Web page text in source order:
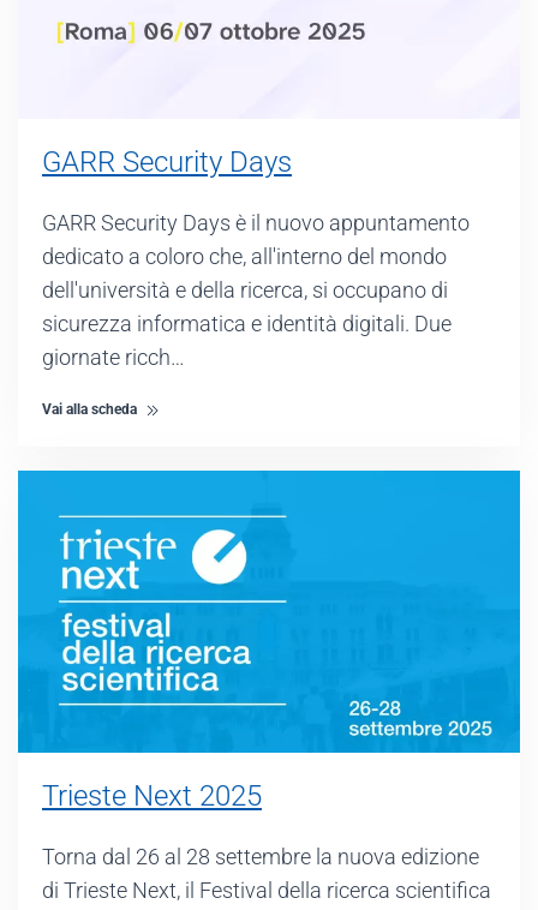
GARR Security Days
GARR Security Days è il nuovo appuntamento
dedicato a coloro che, all'interno del mondo
dell'università e della ricerca, si occupano di
sicurezza informatica e identità digitali. Due
giornate ricch…
Vai alla scheda
Trieste Next 2025
Torna dal 26 al 28 settembre la nuova edizione
di Trieste Next, il Festival della ricerca scientifica